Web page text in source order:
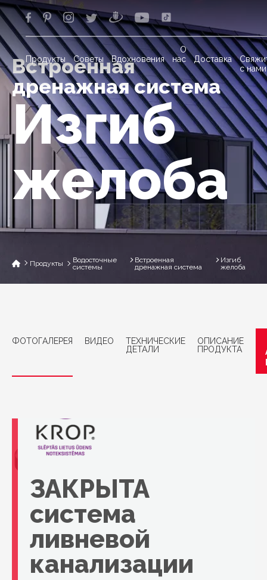
Продукты Советы Вдохновения
О
нас
Доставка
с нами
Встроенная
дренажная система
Изгиб
желоба
Продукты
Водосточные
системы
Встроенная
дренажная система
Изгиб
желоба
ФОТОГАЛЕРЕЯ ВИДЕО
ТЕХНИЧЕСКИЕ
ДЕТАЛИ
ОПИСАНИЕ
ПРОДУКТА
ЗАКРЫТА
система
ливневой
канализации